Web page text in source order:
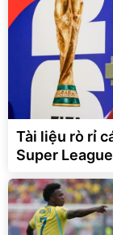
Tài liệu rò rỉ
Super League